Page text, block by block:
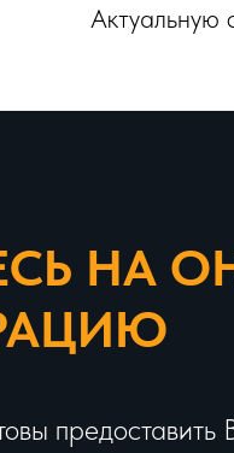
Актуальную
НА
предоставить